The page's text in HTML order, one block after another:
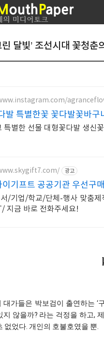
린 달빛’ 조선시대 꽃청
발 특별한꽃 꽃다발꽃바구
특별한 선물 대형꽃다발 생신
광고
이기프트 공공기관 우선구
/기업/학교/단체-행사 맞춤
지금 바로 전화주세요!
대가들은 박보검이 출연하는 ‘
지 않을까? 라는 걱정을 하고,
없었다. 개인의 호불호였을 뿐.